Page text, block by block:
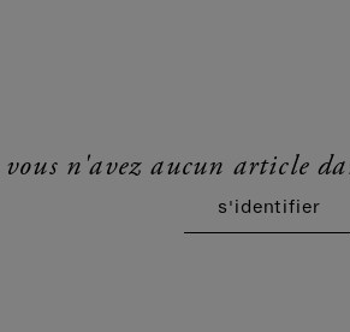
vous n'avez aucun article
s'identifier